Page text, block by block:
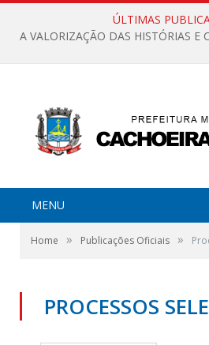
ÚLTIMAS
MENU
Home » Publicações Oficiais »
PROCESSOS